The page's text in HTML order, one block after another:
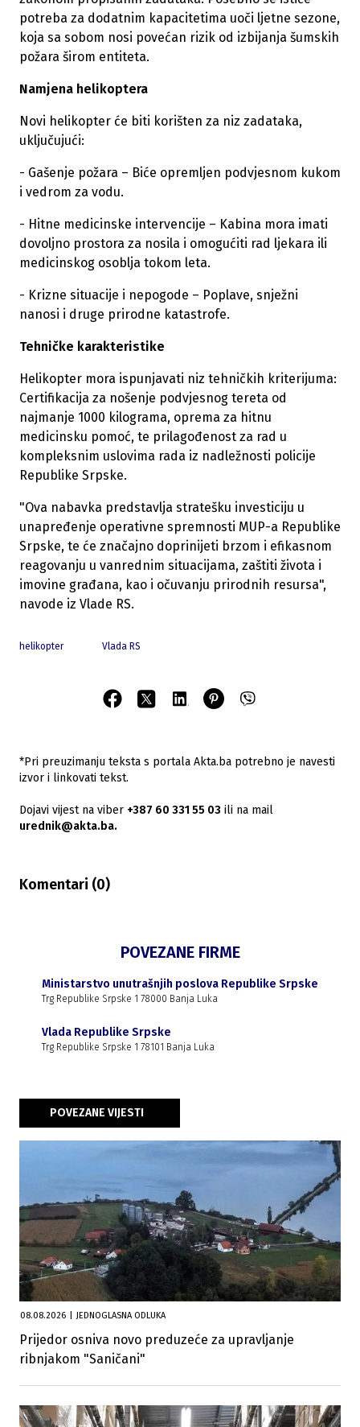
potreba za dodatnim kapacitetima uoči ljetne sezone,
koja sa sobom nosi povećan rizik od izbijanja šumskih
požara širom entiteta.
Namjena helikoptera
Novi helikopter će biti korišten za niz zadataka,
uključujući:
- Gašenje požara – Biće opremljen podvjesnom kukom
i vedrom za vodu.
- Hitne medicinske intervencije – Kabina mora imati
dovoljno prostora za nosila i omogućiti rad ljekara ili
medicinskog osoblja tokom leta.
- Krizne situacije i nepogode – Poplave, snježni
nanosi i druge prirodne katastrofe.
Tehničke karakteristike
Helikopter mora ispunjavati niz tehničkih kriterijuma:
Certifikacija za nošenje podvjesnog tereta od
najmanje 1000 kilograma, oprema za hitnu
medicinsku pomoć, te prilagođenost za rad u
kompleksnim uslovima rada iz nadležnosti policije
Republike Srpske.
"Ova nabavka predstavlja stratešku investiciju u
unapređenje operativne spremnosti MUP-a Republike
Srpske, te će značajno doprinijeti brzom i efikasnom
reagovanju u vanrednim situacijama, zaštiti života i
imovine građana, kao i očuvanju prirodnih resursa",
navode iz Vlade RS.
helikopter Vlada RS
*Pri preuzimanju teksta s portala Akta.ba potrebno je navesti
izvor i linkovati tekst.
Dojavi vijest na viber +387 60 331 55 03 ili na mail
urednik@akta.ba.
Komentari (0)
POVEZANE FIRME
Ministarstvo unutrašnjih poslova Republike Srpske
Trg Republike Srpske 1 78000 Banja Luka
Vlada Republike Srpske
Trg Republike Srpske 1 78101 Banja Luka
POVEZANE VIJESTI
08.08.2026 JEDNOGLASNA ODLUKA
Prijedor osniva novo preduzeće za upravljanje
ribnjakom "Saničani"